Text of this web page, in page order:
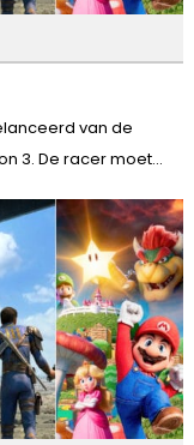
van de
3. De racer moet...